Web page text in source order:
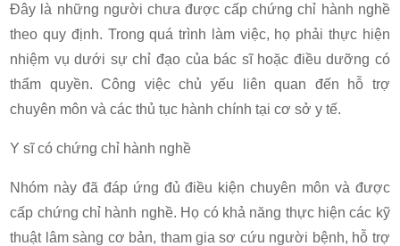
Đây là những người chưa được cấp chứng chỉ hành nghề
theo quy định. Trong quá trình làm việc, họ phải thực hiện
nhiệm vụ dưới sự chỉ đạo của bác sĩ hoặc điều dưỡng có
thẩm quyền. Công việc chủ yếu liên quan đến hỗ trợ
chuyên môn và các thủ tục hành chính tại cơ sở y tế.
Y sĩ có chứng chỉ hành nghề
Nhóm này đã đáp ứng đủ điều kiện chuyên môn và được
cấp chứng chỉ hành nghề. Họ có khả năng thực hiện các kỹ
thuật lâm sàng cơ bản, tham gia sơ cứu người bệnh, hỗ trợ